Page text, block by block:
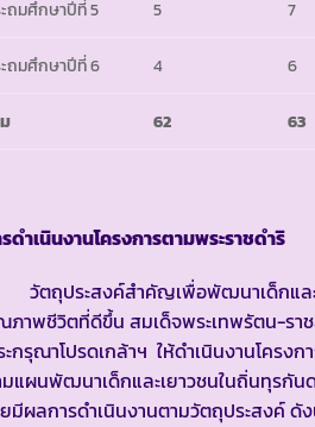
ถมศึกษาปีที่ 5 5 7
ถมศึกษาปีที่ 6 4 6
62 63
ดำเนินงานโครงการตามพระราชดำริ
ถุประสงค์สำคัญเพื่อพัฒนาเด็กและเ
าพชีวิตที่ดีขึ้น สมเด็จพระเทพรัตน-รา
กรุณาโปรดเกล้าฯ ให้ดำเนินงานโครงก
แผนพัฒนาเด็กและเยาวชนในถิ่นทุรกันด
มีผลการดำเนินงานตามวัตถุประสงค์ ดั